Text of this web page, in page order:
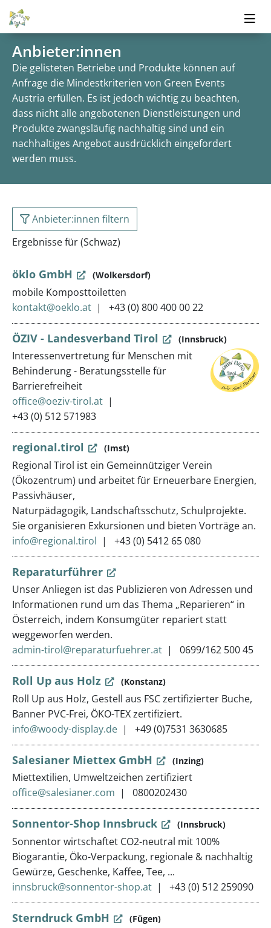
Anbieter:innen
Die gelisteten Betriebe und Produkte können auf
Anfrage die Mindestkriterien von Green Events
Austria erfüllen. Es ist jedoch wichtig zu beachten,
dass nicht alle angebotenen Dienstleistungen und
Produkte zwangsläufig nachhaltig sind und ein
nachhaltiges Angebot ausdrücklich eingefordert
werden muss.
Anbieter:innen filtern
Ergebnisse für (Schwaz)
öklo GmbH (Wolkersdorf)
mobile Komposttoiletten
kontakt@oeklo.at
+43 (0) 800 400 00 22
ÖZIV - Landesverband Tirol (Innsbruck)
Interessenvertretung für Menschen mit
Behinderung - Beratungsstelle für
Barrierefreiheit
office@oeziv-tirol.at
+43 (0) 512 571983
regional.tirol (Imst)
Regional Tirol ist ein Gemeinnütziger Verein
(Ökozentrum) und arbeitet für Erneuerbare Energien,
Passivhäuser,
Naturpädagogik, Landschaftsschutz, Schulprojekte.
Sie organisieren Exkursionen und bieten Vorträge an.
info@regional.tirol
+43 (0) 5412 65 080
Reparaturführer
Unser Anliegen ist das Publizieren von Adressen und
Informationen rund um das Thema „Reparieren“ in
Österreich, indem Konsumgüter repariert statt
weggeworfen werden.
admin-tirol@reparaturfuehrer.at
0699/162 500 45
Roll Up aus Holz (Konstanz)
Roll Up aus Holz, Gestell aus FSC zertifizierter Buche,
Banner PVC-Frei, ÖKO-TEX zertifiziert.
info@woody-display.de
+49 (0)7531 3630685
Salesianer Miettex GmbH (Inzing)
Miettextilien, Umweltzeichen zertifiziert
office@salesianer.com
0800202430
Sonnentor-Shop Innsbruck (Innsbruck)
Sonnentor wirtschaftet CO2-neutral mit 100%
Biogarantie, Öko-Verpackung, regionale & nachhaltig
Gewürze, Geschenke, Kaffee, Tee, ...
innsbruck@sonnentor-shop.at
+43 (0) 512 259090
Sterndruck GmbH (Fügen)